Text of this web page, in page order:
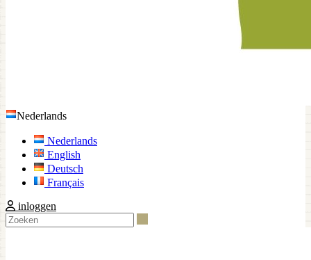
Nederlands
Nederlands
English
Deutsch
Français
inloggen